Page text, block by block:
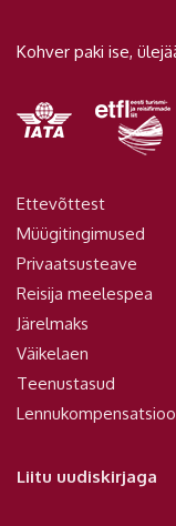
Kohver paki ise,
Ettevõttest
Müügitingimused
Privaatsusteave
Reisija meelespea
Järelmaks
Väikelaen
Teenustasud
Liitu uudiskirjaga